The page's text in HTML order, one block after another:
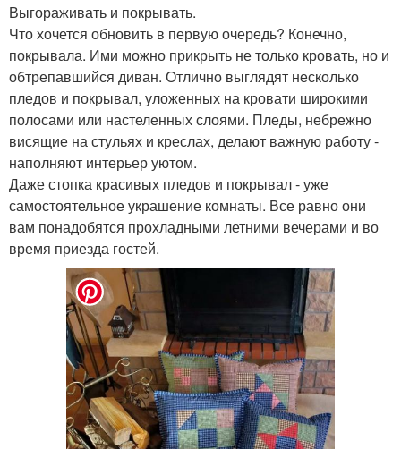
Выгораживать и покрывать.
Что хочется обновить в первую очередь? Конечно,
покрывала. Ими можно прикрыть не только кровать, но и
обтрепавшийся диван. Отлично выглядят несколько
пледов и покрывал, уложенных на кровати широкими
полосами или настеленных слоями. Пледы, небрежно
висящие на стульях и креслах, делают важную работу -
наполняют интерьер уютом.
Даже стопка красивых пледов и покрывал - уже
самостоятельное украшение комнаты. Все равно они
вам понадобятся прохладными летними вечерами и во
время приезда гостей.